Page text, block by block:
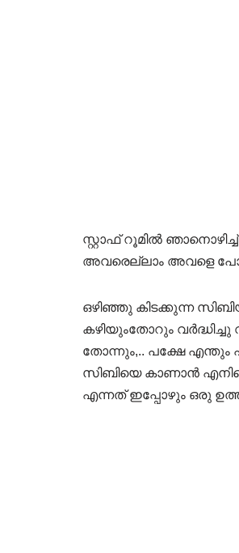
സ്റ്റാഫ്‌ റൂമിൽ
അവരെല്ലാം അവളെ
ഒഴിഞ്ഞു കിടക്കുന്ന
കഴിയുംതോറും
തോന്നും,.. പക്ഷേ
സിബിയെ കാണാൻ
എന്നത് ഇപ്പോഴും ഒരു